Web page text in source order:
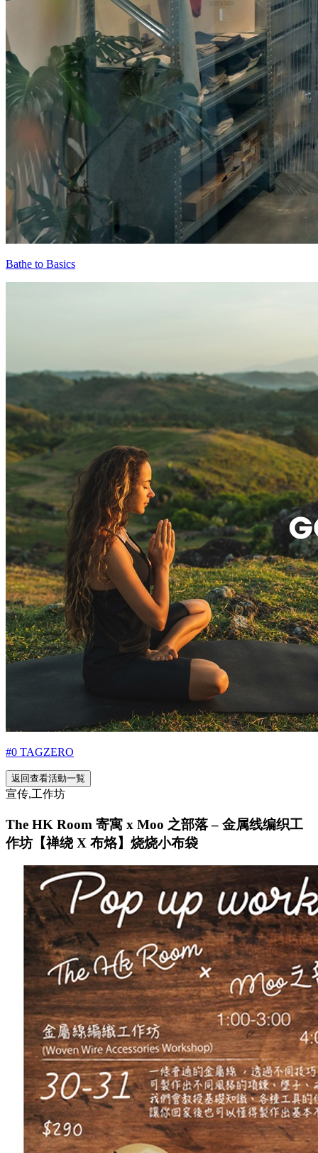
Bathe to Basics
#0 TAGZERO
返回查看活動一覧
宣传,工作坊
The HK Room 寄寓 x Moo 之部落 – 金属线编织工
作坊【禅绕 X 布烙】烧烧小布袋